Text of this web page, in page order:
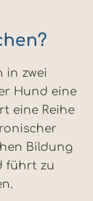
in zwei
Hund eine
eine Reihe
Bildung
führt zu